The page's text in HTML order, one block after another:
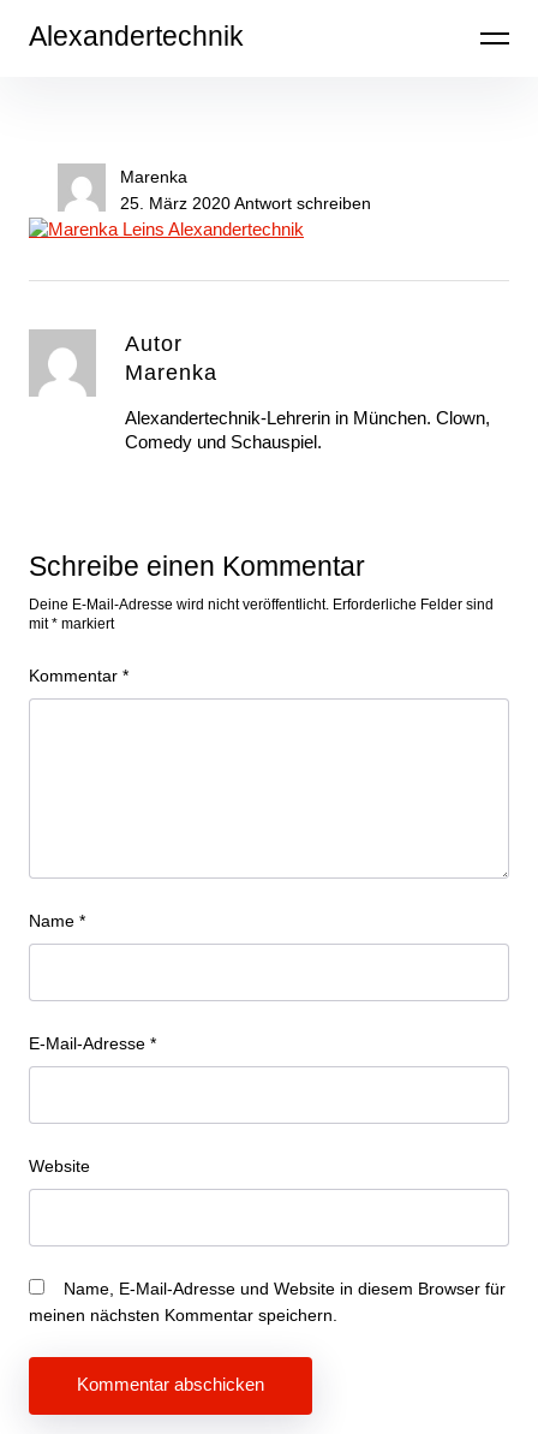
überspringen
Alexandertechnik
Marenka
25. März 2020Antwort schreiben
Autor
Marenka
Alexandertechnik-Lehrerin in München. Clown,
Comedy und Schauspiel.
Schreibe einen Kommentar
Deine E-Mail-Adresse wird nicht veröffentlicht. Erforderliche Felder sind
mit* markiert
Kommentar *
Name *
E-Mail-Adresse *
Website
Name, E-Mail-Adresse und Website in diesem Browser für
meinen nächsten Kommentar speichern.